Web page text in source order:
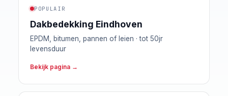
POPULAIR
Dakbedekking Eindhoven
EPDM, bitumen, pannen of leien · tot 50jr
levensduur
Bekijk pagina →